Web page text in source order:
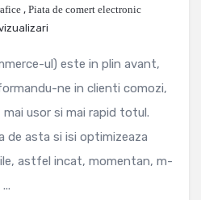
, Piata de comert electronic
ul) este in plin avant,
ne in clienti comozi,
usor si mai rapid totul.
de asta si isi optimizeaza
astfel incat, momentan, m-